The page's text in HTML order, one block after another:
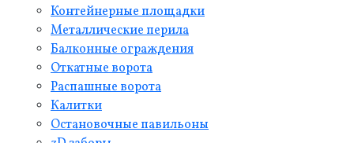
Контейнерные площадки
Металлические перила
Балконные ограждения
Откатные ворота
Распашные ворота
Калитки
Остановочные павильоны